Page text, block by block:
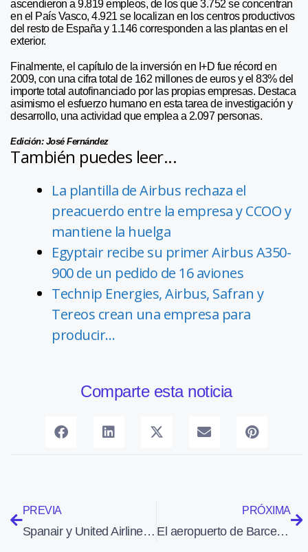
ascendieron a 9.819 empleos, de los que 3.752 se concentran
en el País Vasco, 4.921 se localizan en los centros productivos
del resto de España y 1.146 corresponden a las plantas en el
exterior.
Finalmente, el capítulo de la inversión en I+D fue récord en
2009, con una cifra total de 162 millones de euros y el 83% del
importe total autofinanciado por las propias empresas. Destaca
asimismo el esfuerzo humano en esta tarea de investigación y
desarrollo, una actividad que emplea a 2.097 personas.
Edición: José Fernández
También puedes leer...
La plantilla de Airbus rechaza el
preacuerdo entre la empresa y CCOO y
mantiene la huelga
Egyptair recibe su primer Airbus A350-
900 de un pedido de 16 aviones
Technip Energies, Airbus, Safran y
Tereos crean una empresa para
producir…
Comparte esta noticia
PREVIA
Spanair y United Airlines inician una alianza para operar vuelo con código compartido en toda España
PRÓXIMA
El aeropuerto de Barcelona aumenta en lo que va de año un 4,3% el número de pasajeros